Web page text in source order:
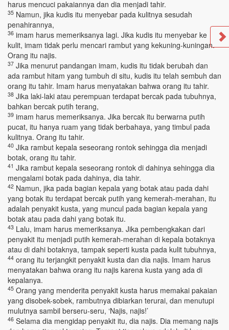
harus mencuci pakaiannya dan dia menjadi tahir.
35 Namun, jika kudis itu menyebar pada kulitnya sesudah
penahirannya,
36 imam harus memeriksanya lagi. Jika kudis itu menyebar ke
kulit, imam tidak perlu mencari rambut yang kekuning-kuningan.
Orang itu najis.
37 Jika menurut pandangan imam, kudis itu tidak berubah dan
ada rambut hitam yang tumbuh di situ, kudis itu telah sembuh dan
orang itu tahir. Imam harus menyatakan bahwa orang itu tahir.
38 Jika laki-laki atau perempuan terdapat bercak pada tubuhnya,
bahkan bercak putih terang,
39 imam harus memeriksanya. Jika bercak itu berwarna putih
pucat, itu hanya ruam yang tidak berbahaya, yang timbul pada
kulitnya. Orang itu tahir.
40 Jika rambut kepala seseorang rontok sehingga dia menjadi
botak, orang itu tahir.
41 Jika rambut kepala seseorang rontok di dahinya sehingga dia
mengalami botak pada dahinya, dia tahir.
42 Namun, jika pada bagian kepala yang botak atau pada dahi
yang botak itu terdapat bercak putih yang kemerah-merahan, itu
adalah penyakit kusta, yang muncul pada bagian kepala yang
botak atau pada dahi yang botak itu.
43 Lalu, imam harus memeriksanya. Jika pembengkakan dari
penyakit itu menjadi putih kemerah-merahan di kepala botaknya
atau di dahi botaknya, tampak seperti kusta pada kulit tubuhnya,
44 orang itu terjangkit penyakit kusta dan dia najis. Imam harus
menyatakan bahwa orang itu najis karena kusta yang ada di
kepalanya.
45 Orang yang menderita penyakit kusta harus memakai pakaian
yang disobek-sobek, rambutnya dibiarkan terurai, dan menutupi
mulutnya sambil berseru-seru, ‘Najis, najis!’
46 Selama dia mengidap penyakit itu, dia najis. Dia memang najis